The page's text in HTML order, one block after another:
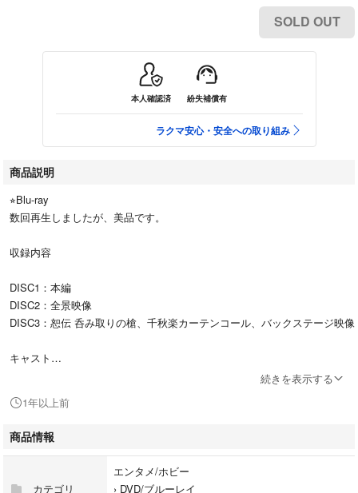
SOLD OUT
本人確認済 紛失補償有
ラクマ安心・安全への取り組み
商品説明
⭐︎Blu-ray
数回再生しましたが、美品です。
収録内容
DISC1：本編
DISC2：全景映像
DISC3：恕伝 呑み取りの槍、千秋楽カーテンコール、バックステージ映像
キャスト
山姥切国広：荒牧慶彦 へし切長谷部：和田雅成 小夜左文字：納谷健 骨
号：成松慶彦 博多藤四郎：木津つばさ ソハヤノツルキ：飯山裕太
黒田官兵衛：山浦徹 黒田長政：伊阪達也 豊臣秀吉：川下大洋 弥助：日
続きを表示する
1年以上前
商品情報
カテゴリ
エンタメ/ホビー
› DVD/ブルーレイ